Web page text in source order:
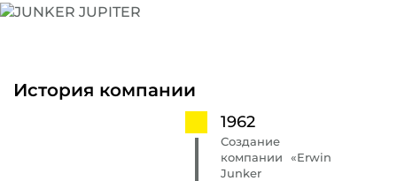
История компании
1962
Создание
компании «Erwin
Junker